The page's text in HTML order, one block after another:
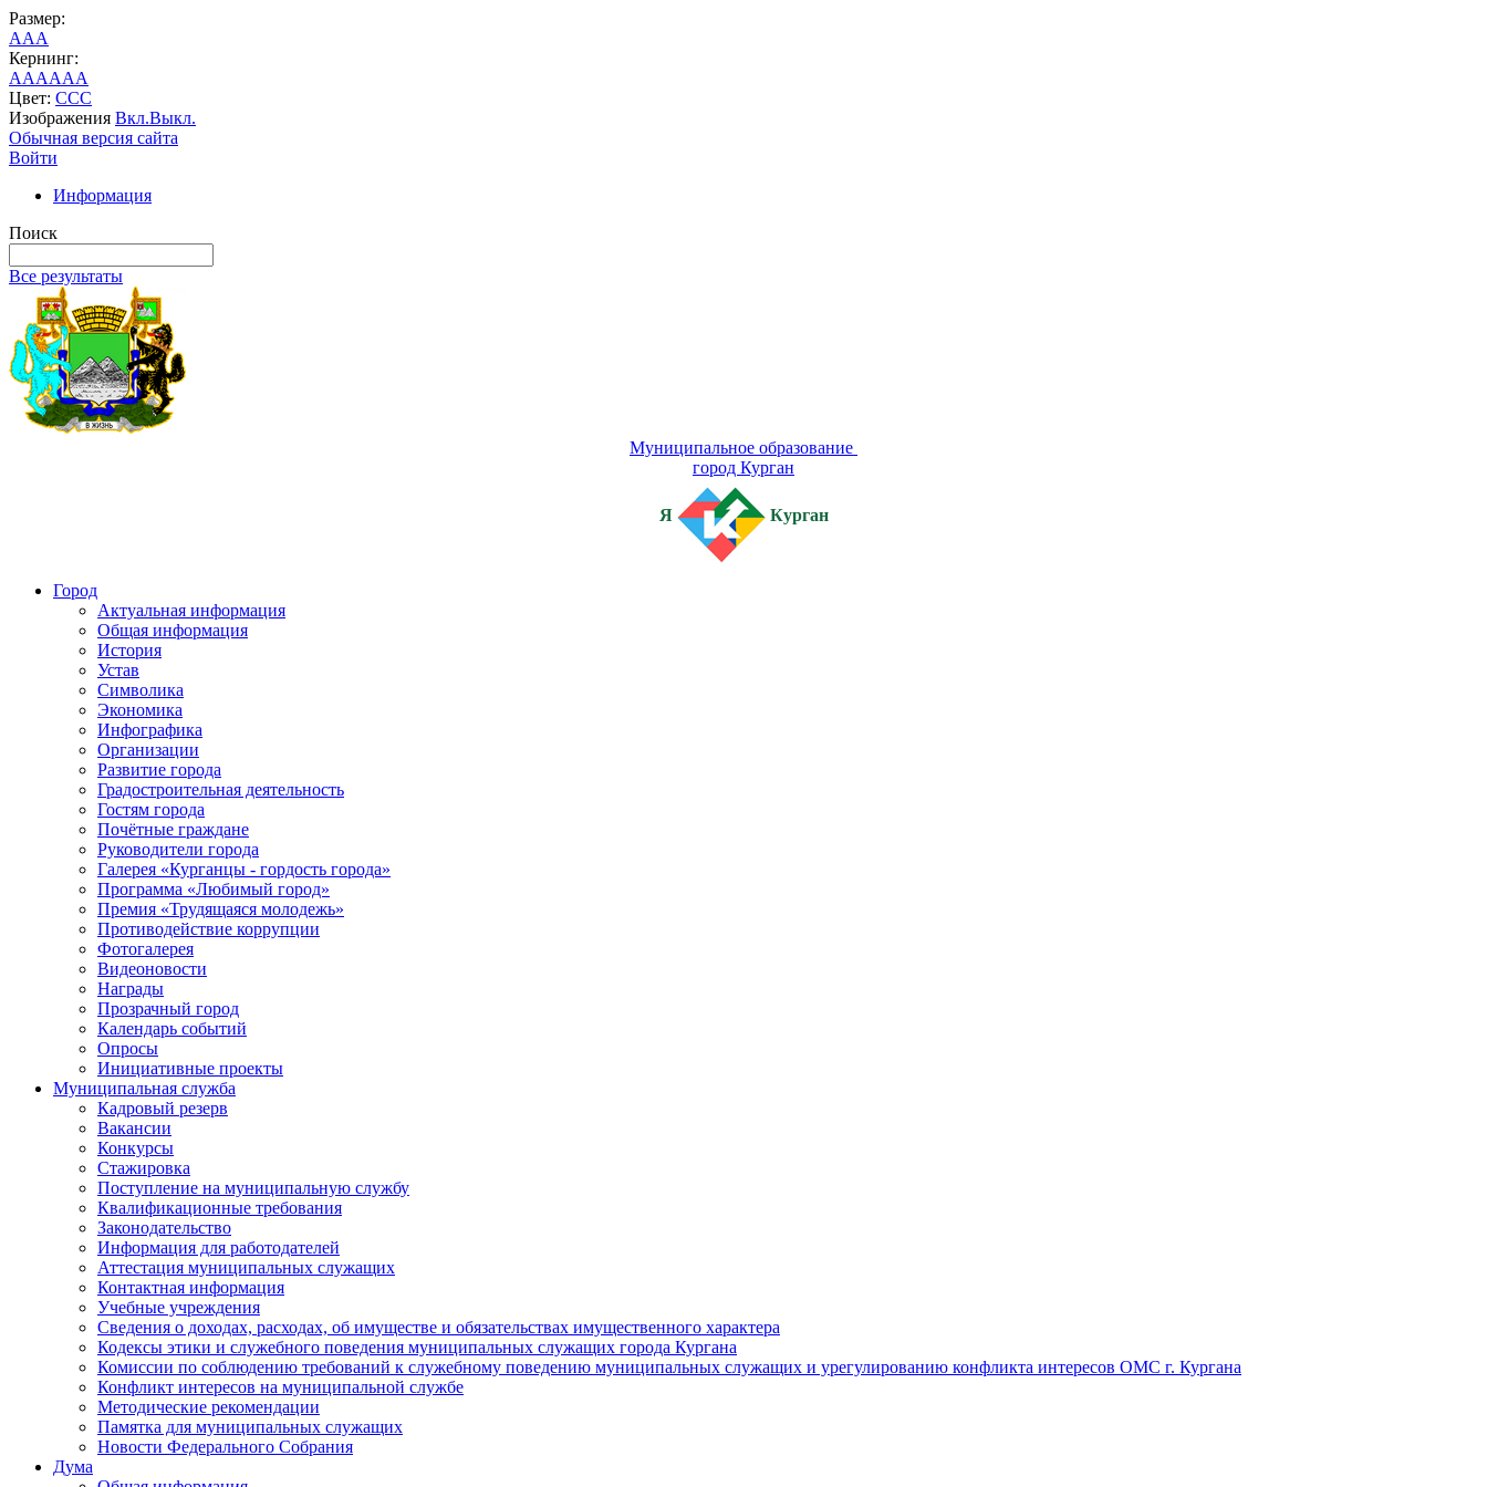
Размер:
AAA
Кернинг:
AAAAAA
Цвет: CCC
Изображения Вкл.Выкл.
Обычная версия сайта
Войти
Информация
Поиск
Все результаты
Муниципальное образование
город Курган
Я Курган
Город
Актуальная информация
Общая информация
История
Устав
Символика
Экономика
Инфографика
Организации
Развитие города
Градостроительная деятельность
Гостям города
Почётные граждане
Руководители города
Галерея «Курганцы - гордость города»
Программа «Любимый город»
Премия «Трудящаяся молодежь»
Противодействие коррупции
Фотогалерея
Видеоновости
Награды
Прозрачный город
Календарь событий
Опросы
Инициативные проекты
Муниципальная служба
Кадровый резерв
Вакансии
Конкурсы
Стажировка
Поступление на муниципальную службу
Квалификационные требования
Законодательство
Информация для работодателей
Аттестация муниципальных служащих
Контактная информация
Учебные учреждения
Сведения о доходах, расходах, об имуществе и обязательствах имущественного характера
Кодексы этики и служебного поведения муниципальных служащих города Кургана
Комиссии по соблюдению требований к служебному поведению муниципальных служащих и урегулированию конфликта интересов ОМС г. Кургана
Конфликт интересов на муниципальной службе
Методические рекомендации
Памятка для муниципальных служащих
Новости Федерального Cобрания
Дума